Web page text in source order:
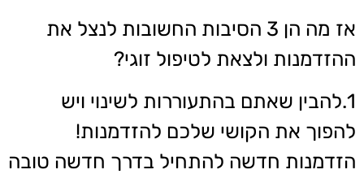
אז מה הן 3 הסיבות החשובות לנצל את
ההזדמנות ולצאת לטיפול זוגי?
1.להבין שאתם בהתעוררות לשינוי ויש
להפוך את הקושי שלכם להזדמנות!
הזדמנות חדשה להתחיל בדרך חדשה טובה